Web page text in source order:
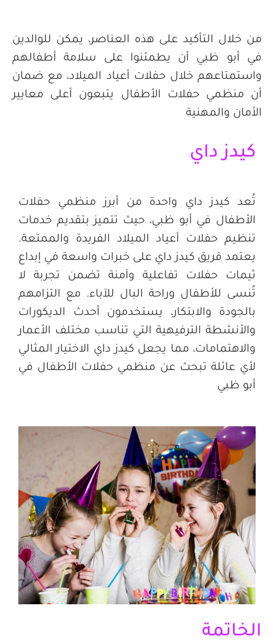
من خلال التأكيد على هذه العناصر، يمكن للوالدين
في أبو ظبي أن يطمئنوا على سلامة أطفالهم
واستمتاعهم خلال حفلات أعياد الميلاد، مع ضمان
أن منظمي حفلات الأطفال يتبعون أعلى معايير
الأمان والمهنية
كيدز داي
تُعد كيدز داي واحدة من أبرز منظمي حفلات
الأطفال في أبو ظبي، حيث تتميز بتقديم خدمات
تنظيم حفلات أعياد الميلاد الفريدة والممتعة.
يعتمد فريق كيدز داي على خبرات واسعة في إبداع
ثيمات حفلات تفاعلية وآمنة تضمن تجربة لا
تُنسى للأطفال وراحة البال للآباء. مع التزامهم
بالجودة والابتكار، يستخدمون أحدث الديكورات
والأنشطة الترفيهية التي تناسب مختلف الأعمار
والاهتمامات، مما يجعل كيدز داي الاختيار المثالي
لأي عائلة تبحث عن منظمي حفلات الأطفال في
أبو ظبي
الخاتمة